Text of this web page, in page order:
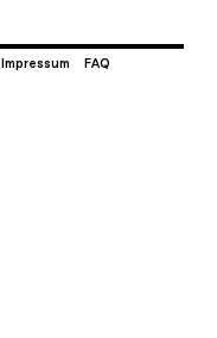
Impressum
FAQ